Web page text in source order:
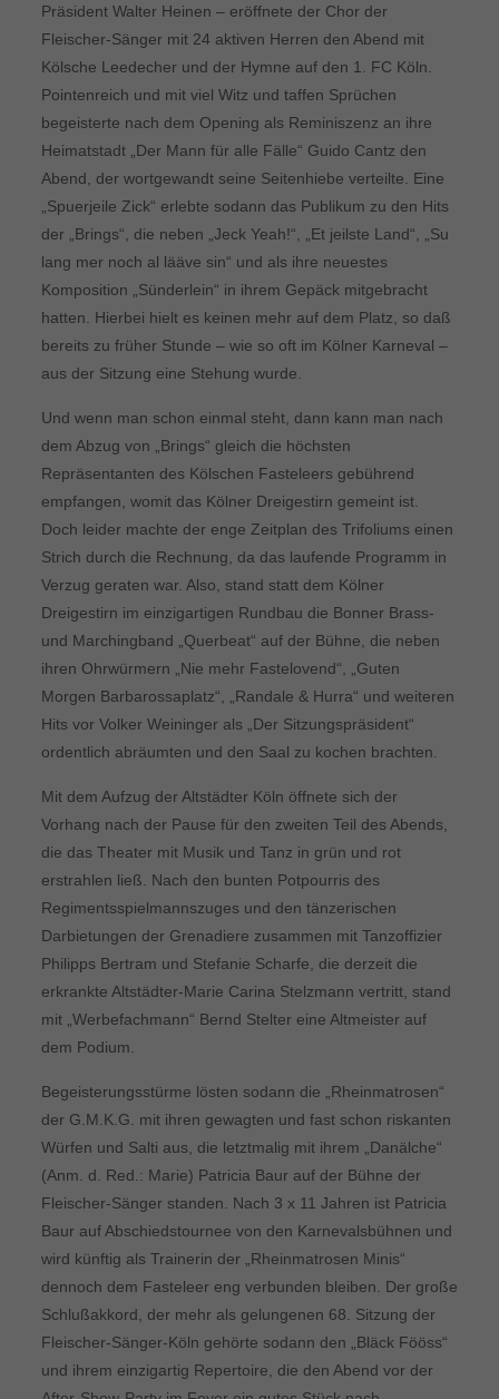
Präsident Walter Heinen – eröffnete der Chor der
Fleischer-Sänger mit 24 aktiven Herren den Abend mit
Kölsche Leedecher und der Hymne auf den 1. FC Köln.
Pointenreich und mit viel Witz und taffen Sprüchen
begeisterte nach dem Opening als Reminiszenz an ihre
Heimatstadt „Der Mann für alle Fälle“ Guido Cantz den
Abend, der wortgewandt seine Seitenhiebe verteilte. Eine
„Spuerjeile Zick“ erlebte sodann das Publikum zu den Hits
der „Brings“, die neben „Jeck Yeah!“, „Et jeilste Land“, „Su
lang mer noch al lääve sin“ und als ihre neuestes
Komposition „Sünderlein“ in ihrem Gepäck mitgebracht
hatten. Hierbei hielt es keinen mehr auf dem Platz, so daß
bereits zu früher Stunde – wie so oft im Kölner Karneval –
aus der Sitzung eine Stehung wurde.
Und wenn man schon einmal steht, dann kann man nach
dem Abzug von „Brings“ gleich die höchsten
Repräsentanten des Kölschen Fasteleers gebührend
empfangen, womit das Kölner Dreigestirn gemeint ist.
Doch leider machte der enge Zeitplan des Trifoliums einen
Strich durch die Rechnung, da das laufende Programm in
Verzug geraten war. Also, stand statt dem Kölner
Dreigestirn im einzigartigen Rundbau die Bonner Brass-
und Marchingband „Querbeat“ auf der Bühne, die neben
ihren Ohrwürmern „Nie mehr Fastelovend“, „Guten
Morgen Barbarossaplatz“, „Randale & Hurra“ und weiteren
Hits vor Volker Weininger als „Der Sitzungspräsident“
ordentlich abräumten und den Saal zu kochen brachten.
Mit dem Aufzug der Altstädter Köln öffnete sich der
Vorhang nach der Pause für den zweiten Teil des Abends,
die das Theater mit Musik und Tanz in grün und rot
erstrahlen ließ. Nach den bunten Potpourris des
Regimentsspielmannszuges und den tänzerischen
Darbietungen der Grenadiere zusammen mit Tanzoffizier
Philipps Bertram und Stefanie Scharfe, die derzeit die
erkrankte Altstädter-Marie Carina Stelzmann vertritt, stand
mit „Werbefachmann“ Bernd Stelter eine Altmeister auf
dem Podium.
Begeisterungsstürme lösten sodann die „Rheinmatrosen“
der G.M.K.G. mit ihren gewagten und fast schon riskanten
Würfen und Salti aus, die letztmalig mit ihrem „Danälche“
(Anm. d. Red.: Marie) Patricia Baur auf der Bühne der
Fleischer-Sänger standen. Nach 3 x 11 Jahren ist Patricia
Baur auf Abschiedstournee von den Karnevalsbühnen und
wird künftig als Trainerin der „Rheinmatrosen Minis“
dennoch dem Fasteleer eng verbunden bleiben. Der große
Schlußakkord, der mehr als gelungenen 68. Sitzung der
Fleischer-Sänger-Köln gehörte sodann den „Bläck Fööss“
und ihrem einzigartig Repertoire, die den Abend vor der